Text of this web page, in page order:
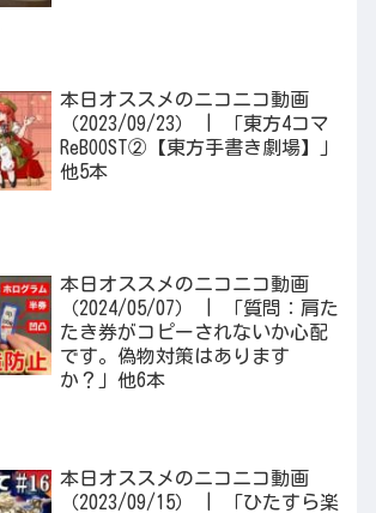
本日オススメのニコニコ動画
（2023/09/23） | 「東方4コマ
ReBOOST②【東方手書き劇場】」
他5本
本日オススメのニコニコ動画
（2024/05/07） | 「質問：肩た
たき券がコピーされないか心配
です。偽物対策はあります
か？」他6本
本日オススメのニコニコ動画
（2023/09/15） | 「ひたすら楽